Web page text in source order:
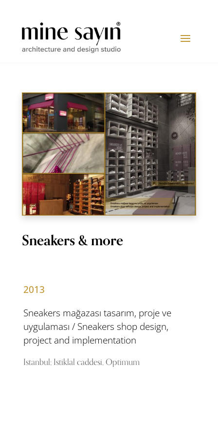
Sneakers & more
2013
Sneakers mağazası tasarım, proje ve
uygulaması / Sneakers shop design,
project and implementation
Istanbul; Istiklal caddesi, Optimum